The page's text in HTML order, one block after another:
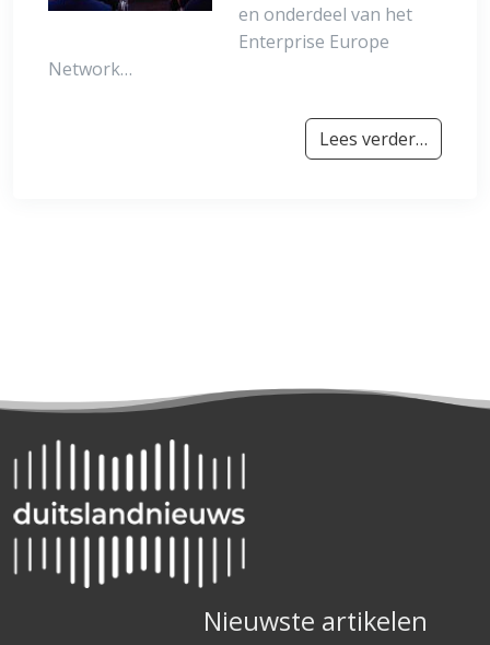
en onderdeel van het
Enterprise Europe
Network…
Lees verder…
Nieuwste artikelen